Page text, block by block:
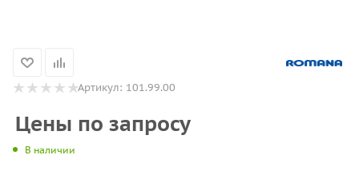
Артикул: 101.99.00
Цены по запросу
В наличии